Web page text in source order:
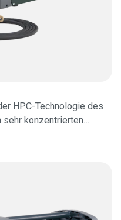
HPC-Technologie des
sehr konzentrierten